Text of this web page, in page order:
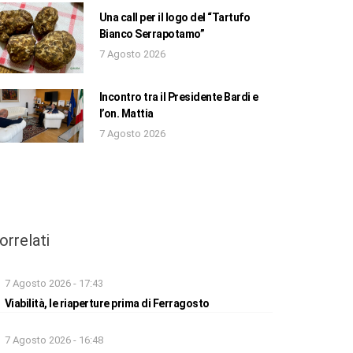
Una call per il logo del “Tartufo
Bianco Serrapotamo”
7 Agosto 2026
Incontro tra il Presidente Bardi e
l’on. Mattia
7 Agosto 2026
7 Agosto 2026 - 17:43
Viabilità, le riaperture prima di Ferragosto
7 Agosto 2026 - 16:48